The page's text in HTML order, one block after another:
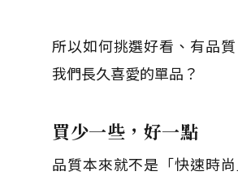
所以如何挑選好看、有品
我們長久喜愛的單品？
買少一些，好一點
品質本來就不是「快速時尚